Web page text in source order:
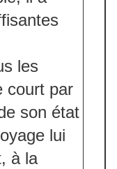
les
court par
son état
lui
à la